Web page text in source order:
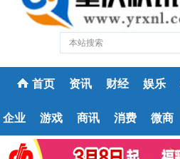
首页 资讯 财经 娱乐
企业 游戏 商讯 消费 微商